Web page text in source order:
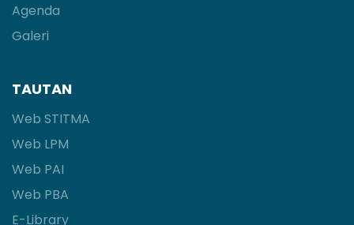
Agenda
Galeri
TAUTAN
Web STITMA
Web LPM
Web PAI
Web PBA
E-Library